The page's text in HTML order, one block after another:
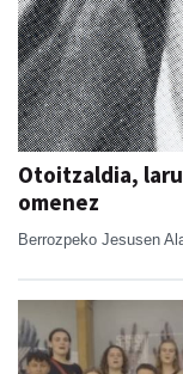
Otoitzaldia,
omenez
Berrozpeko Jesusen